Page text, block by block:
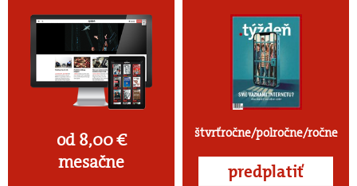
od 8,00 €
mesačne
štvrťročne/polročne/ročne
predplatiť